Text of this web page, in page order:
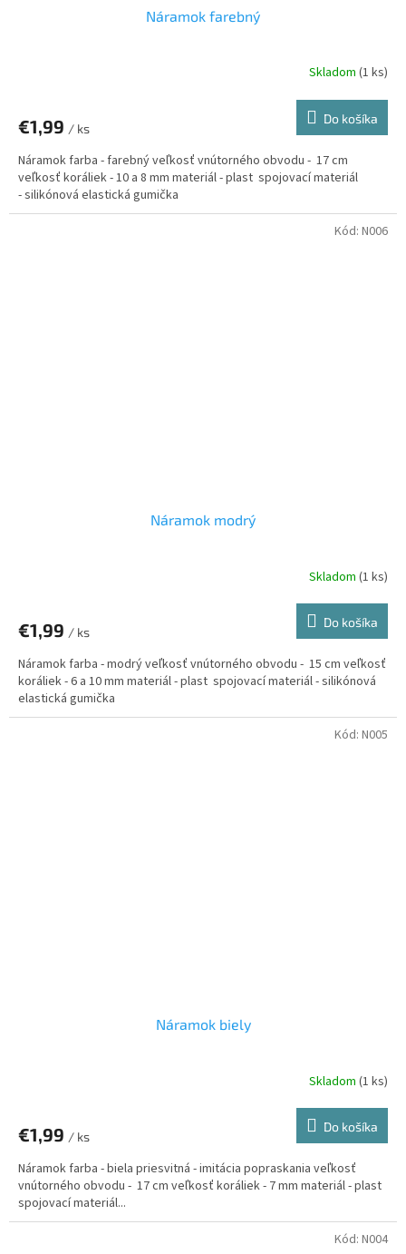
Náramok farebný
Skladom (1 ks)
€1,99 / ks
Do košíka
Náramok farba - farebný veľkosť vnútorného obvodu - 17 cm
veľkosť koráliek - 10 a 8 mm materiál - plast spojovací materiál
- silikónová elastická gumička
Náramok modrý
Skladom (1 ks)
€1,99 / ks
Do košíka
Náramok farba - modrý veľkosť vnútorného obvodu - 15 cm veľkosť
koráliek - 6 a 10 mm materiál - plast spojovací materiál - silikónová
elastická gumička
Kód: N006
Náramok biely
Skladom (1 ks)
€1,99 / ks
Do košíka
Náramok farba - biela priesvitná - imitácia popraskania veľkosť
vnútorného obvodu - 17 cm veľkosť koráliek - 7 mm materiál - plast
spojovací materiál...
Kód: N005
Kód: N004